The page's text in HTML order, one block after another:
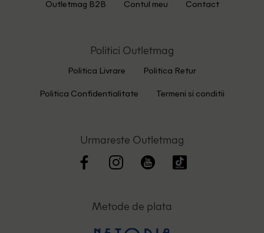
Outletmag B2B Contul meu Contact
Politici Outletmag
Politica Livrare Politica Retur
Politica Confidentialitate Termeni si conditii
Urmareste Outletmag
Metode de plata